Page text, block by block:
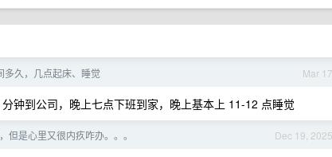
Mar 17
多久，几点起床、睡觉
钟到公司，晚上七点下班到家，晚上基本上 11-12 点睡觉
Dec 19, 2025
但是心里又很内疚咋办。。。